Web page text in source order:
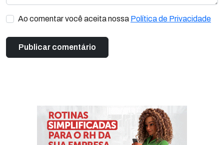
Ao comentar você aceita nossa Política de Privacidade